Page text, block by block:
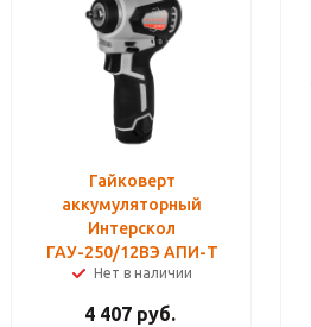
Гайковерт
аккумуляторный
Интерскол
ГАУ-250/12ВЭ АПИ-Т
Нет в наличии
4 407руб.